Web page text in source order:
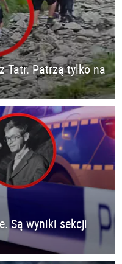
Tatr. Patrzą tylko na
Są wyniki sekcji